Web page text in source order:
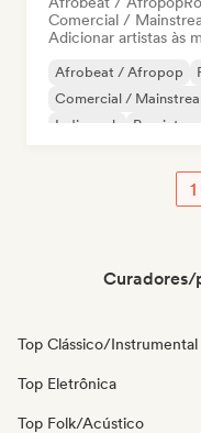
Comercial /
Adicionar artistas às
Afrobeat / Afropop
Comercial /
Indie rock
Pop
1
Curadores/
Top Clássico/Instrumental
Top Eletrônica
Top Folk/Acústico